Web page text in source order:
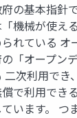
の基本指針
機械が使え
れている オ
「オープン
二次利用でき
で利用でき
ています。 つ